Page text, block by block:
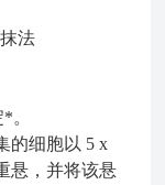
法
。
的细胞以 5 x
悬，并将该悬